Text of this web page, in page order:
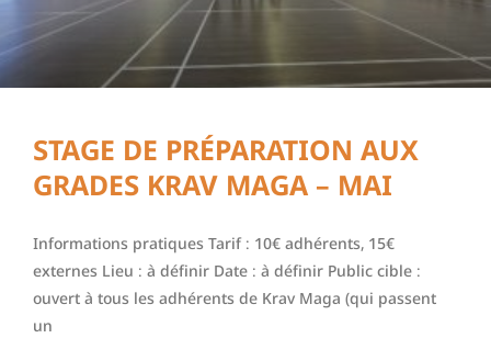
STAGE DE PRÉPARATION AUX
GRADES KRAV MAGA – MAI
Informations pratiques Tarif : 10€ adhérents, 15€
externes Lieu : à définir Date : à définir Public cible :
ouvert à tous les adhérents de Krav Maga (qui passent
un